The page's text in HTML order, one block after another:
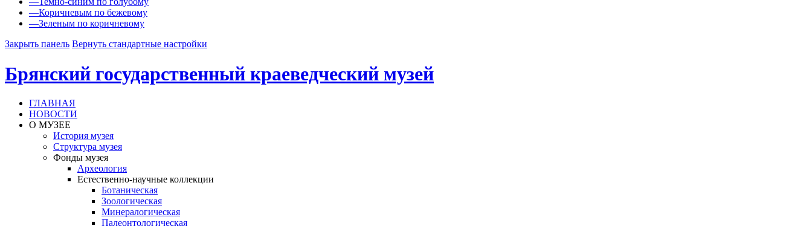
—Коричневым по бежевому
—Зеленым по коричневому
Закрыть панель Вернуть стандартные настройки
Брянский государственный краеведческий музей
ГЛАВНАЯ
НОВОСТИ
О МУЗЕЕ
История музея
Структура музея
Фонды музея
Археология
Естественно-научные коллекции
Ботаническая
Зоологическая
Минералогическая
Палеонтологическая